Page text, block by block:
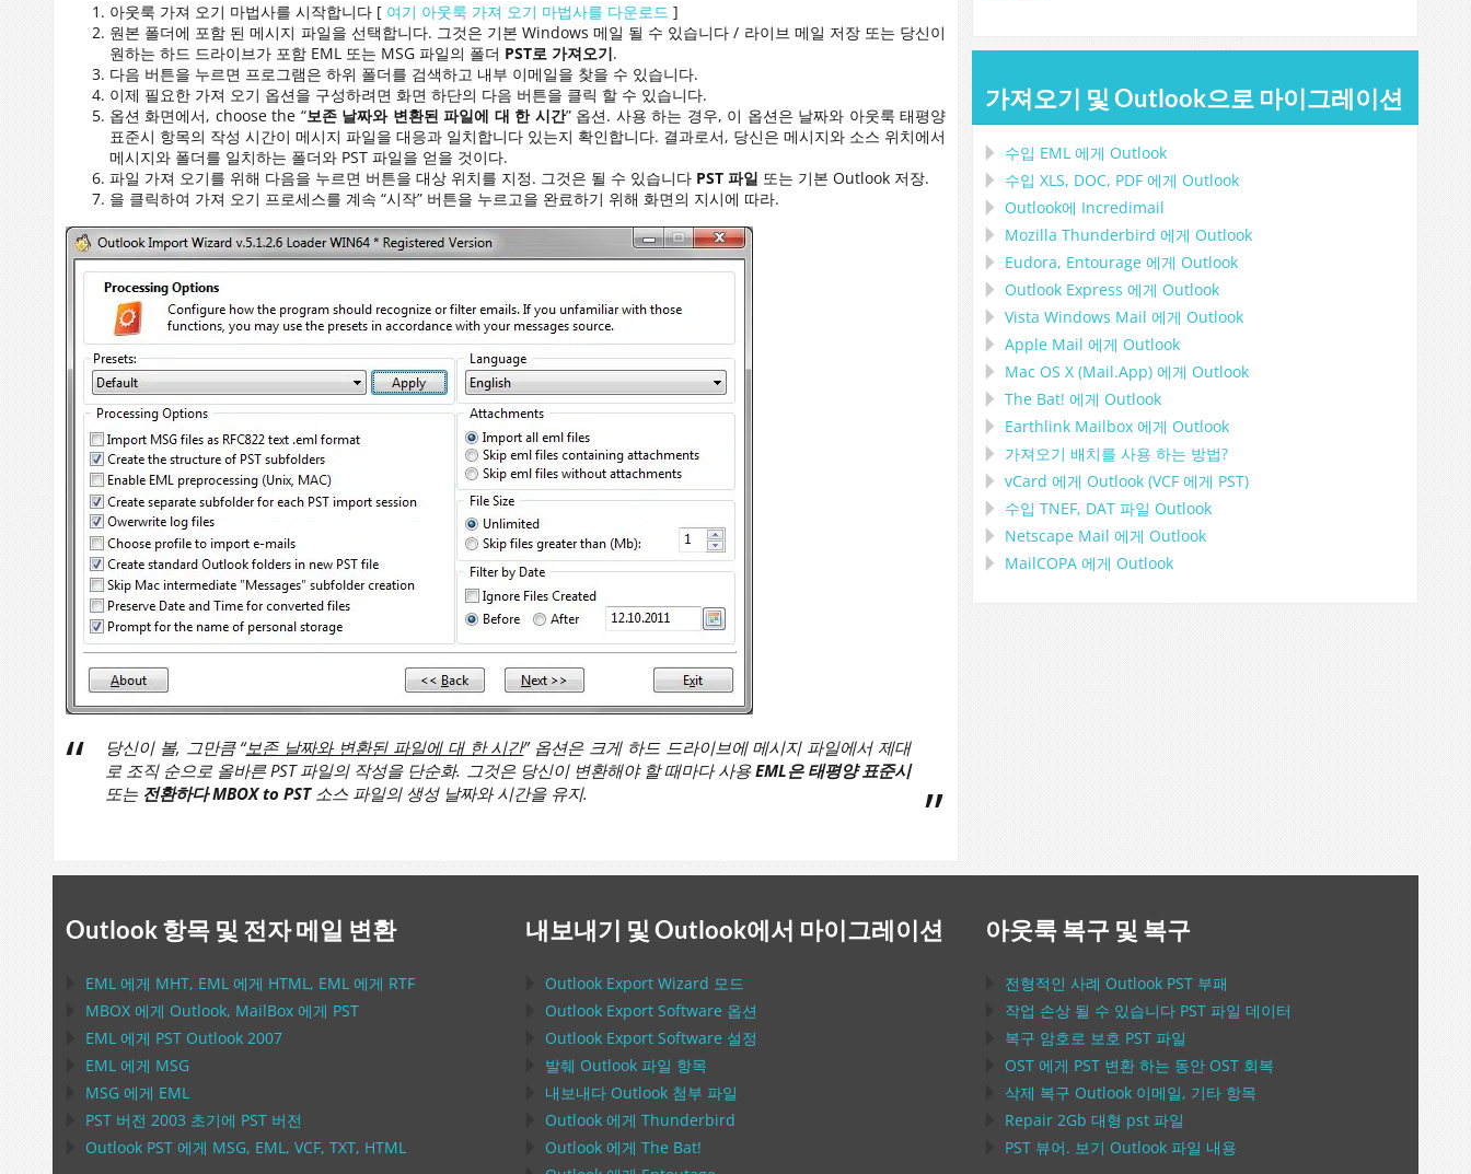
아웃룩 가져 오기 마법사를 시작합니다 [ 여기 아웃룩 가져 오기 마법사를 다운로드 ]
원본 폴더에 포함 된 메시지 파일을 선택합니다. 그것은 기본 Windows 메일 될 수 있습니다 / 라이브 메일 저장 또는 당신이
원하는 하드 드라이브가 포함 EML 또는 MSG 파일의 폴더 PST로 가져오기.
다음 버튼을 누르면 프로그램은 하위 폴더를 검색하고 내부 이메일을 찾을 수 있습니다.
이제 필요한 가져 오기 옵션을 구성하려면 화면 하단의 다음 버튼을 클릭 할 수 있습니다.
옵션 화면에서, choose the “보존 날짜와 변환된 파일에 대 한 시간” 옵션. 사용 하는 경우, 이 옵션은 날짜와 아웃룩 태평양
표준시 항목의 작성 시간이 메시지 파일을 대응과 일치합니다 있는지 확인합니다. 결과로서, 당신은 메시지와 소스 위치에서
메시지와 폴더를 일치하는 폴더와 PST 파일을 얻을 것이다.
파일 가져 오기를 위해 다음을 누르면 버튼을 대상 위치를 지정. 그것은 될 수 있습니다 PST 파일 또는 기본 Outlook 저장.
을 클릭하여 가져 오기 프로세스를 계속 “시작” 버튼을 누르고을 완료하기 위해 화면의 지시에 따라.
당신이 볼, 그만큼 “보존 날짜와 변환된 파일에 대 한 시간” 옵션은 크게 하드 드라이브에 메시지 파일에서 제대
로 조직 순으로 올바른 PST 파일의 작성을 단순화. 그것은 당신이 변환해야 할 때마다 사용EML은 태평양 표준시
또는 전환하다MBOX to PST 소스 파일의 생성 날짜와 시간을 유지.
가져오기 및 Outlook으로 마이그레이션
수입 EML 에게 Outlook
수입 XLS, DOC, PDF 에게 Outlook
Outlook에 Incredimail
Mozilla Thunderbird 에게 Outlook
Eudora, Entourage 에게 Outlook
Outlook Express 에게 Outlook
Vista Windows Mail 에게 Outlook
Apple Mail 에게 Outlook
Mac OS X (Mail.App) 에게 Outlook
The Bat! 에게 Outlook
Earthlink Mailbox 에게 Outlook
가져오기 배치를 사용 하는 방법?
vCard 에게 Outlook (VCF 에게 PST)
수입 TNEF, DAT 파일 Outlook
Netscape Mail 에게 Outlook
MailCOPA 에게 Outlook
Outlook 항목 및 전자 메일 변환
EML 에게 MHT, EML 에게 HTML, EML 에게 RTF
MBOX 에게 Outlook, MailBox 에게 PST
EML 에게 PST Outlook 2007
EML 에게 MSG
MSG 에게 EML
PST 버전 2003 초기에 PST 버전
Outlook PST 에게 MSG, EML, VCF, TXT, HTML
내보내기 및 Outlook에서 마이그레이션
Outlook Export Wizard 모드
Outlook Export Software 옵션
Outlook Export Software 설정
발췌 Outlook 파일 항목
내보내다 Outlook 첨부 파일
Outlook 에게 Thunderbird
Outlook 에게 The Bat!
아웃룩 복구 및 복구
전형적인 사례 Outlook PST 부패
작업 손상 될 수 있습니다 PST 파일 데이터
복구 암호로 보호 PST 파일
OST 에게 PST 변환 하는 동안 OST 회복
삭제 복구 Outlook 이메일, 기타 항목
Repair 2Gb 대형 pst 파일
PST 뷰어. 보기 Outlook 파일 내용